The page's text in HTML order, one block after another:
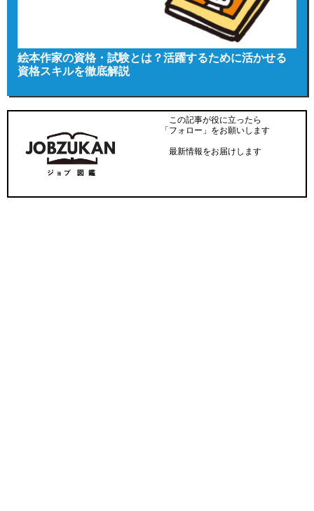
絵本作家の資格・試験とは？活躍するために活かせる
資格スキルを徹底解説
この記事が役に立ったら
「フォロー」をお願いします
最新情報をお届けします